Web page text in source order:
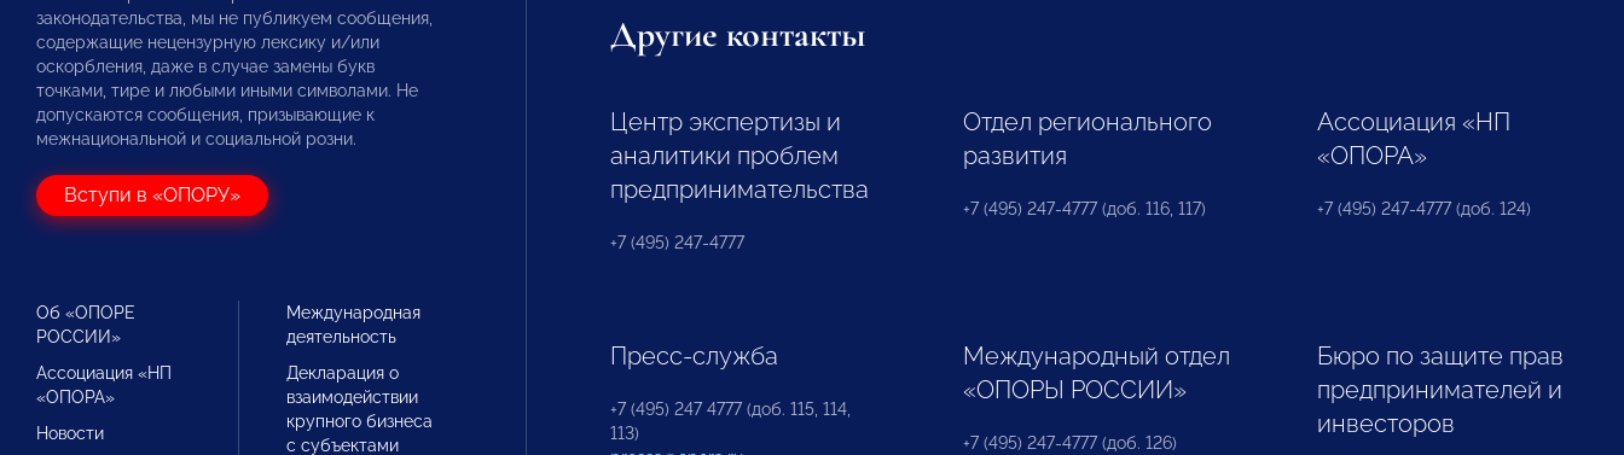
законодательства, мы не публикуем сообщения,
содержащие нецензурную лексику и/или
оскорбления, даже в случае замены букв
точками, тире и любыми иными символами. Не
допускаются сообщения, призывающие к
межнациональной и социальной розни.
Вступи в «ОПОРУ»
Об «ОПОРЕ
РОССИИ»
Ассоциация «НП
«ОПОРА»
Новости
Международная
деятельность
Декларация о
взаимодействии
крупного бизнеса
с субъектами
Другие контакты
Центр экспертизы и
аналитики проблем
предпринимательства
+7 (495) 247-4777
Отдел регионального
развития
+7 (495) 247-4777 (доб. 116, 117)
Ассоциация «НП
«ОПОРА»
+7 (495) 247-4777 (доб. 124)
Пресс-служба
+7 (495) 247 4777 (доб. 115, 114,
113)
Международный отдел
«ОПОРЫ РОССИИ»
+7 (495) 247-4777 (доб. 126)
Бюро по защите прав
предпринимателей и
инвесторов